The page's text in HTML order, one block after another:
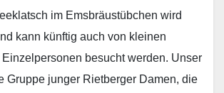
im Emsbräustübchen wird
kann künftig auch von kleinen
besucht werden. Unser
Gruppe junger Rietberger Damen, die